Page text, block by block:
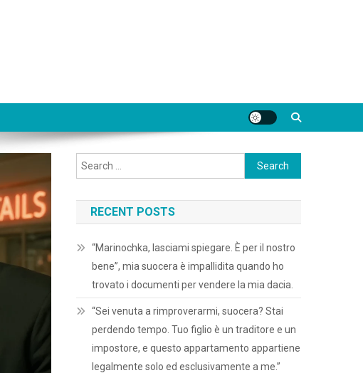
Search
for:
RECENT POSTS
“Marinochka, lasciami spiegare. È per il nostro
bene”, mia suocera è impallidita quando ho
trovato i documenti per vendere la mia dacia.
“Sei venuta a rimproverarmi, suocera? Stai
perdendo tempo. Tuo figlio è un traditore e un
impostore, e questo appartamento appartiene
legalmente solo ed esclusivamente a me.”